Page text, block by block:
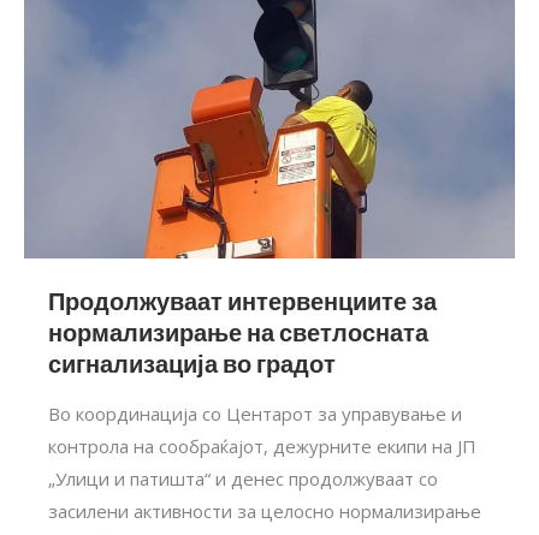
Продолжуваат интервенциите за
нормализирање на светлосната
сигнализација во градот
Во координација со Центарот за управување и
контрола на сообраќајот, дежурните екипи на ЈП
„Улици и патишта“ и денес продолжуваат со
засилени активности за целосно нормализирање